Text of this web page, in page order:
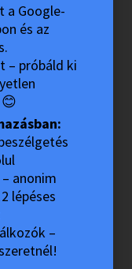
a Google-
és az
– próbáld ki
anonim
lépéses
–